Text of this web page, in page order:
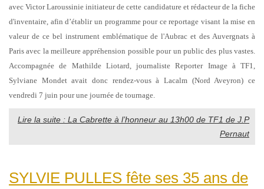
avec Victor Laroussinie initiateur de cette candidature et rédacteur de la fiche
d'inventaire, afin d’établir un programme pour ce reportage visant la mise en
valeur de ce bel instrument emblématique de l'Aubrac et des Auvergnats à
Paris avec la meilleure appréhension possible pour un public des plus vastes.
Accompagnée de Mathilde Liotard, journaliste Reporter Image à TF1,
Sylviane Mondet avait donc rendez-vous à Lacalm (Nord Aveyron) ce
vendredi 7 juin pour une journée de tournage.
Lire la suite : La Cabrette à l’honneur au 13h00 de TF1 de J.P
Pernaut
SYLVIE PULLES fête ses 35 ans de